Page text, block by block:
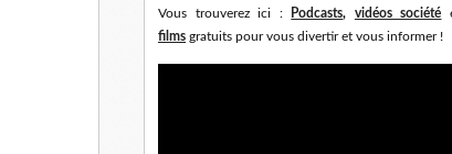
Vous trouverez ici : Podcasts, vidéos société
films gratuits pour vous divertir et vous informer !